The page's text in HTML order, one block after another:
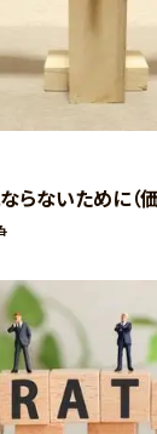
らないために（